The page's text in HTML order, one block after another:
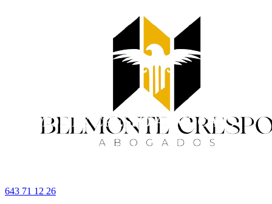
BELMONTE CRESPO ADVOCATS
Tu despacho de abogados en Malaga
643 71 12 26